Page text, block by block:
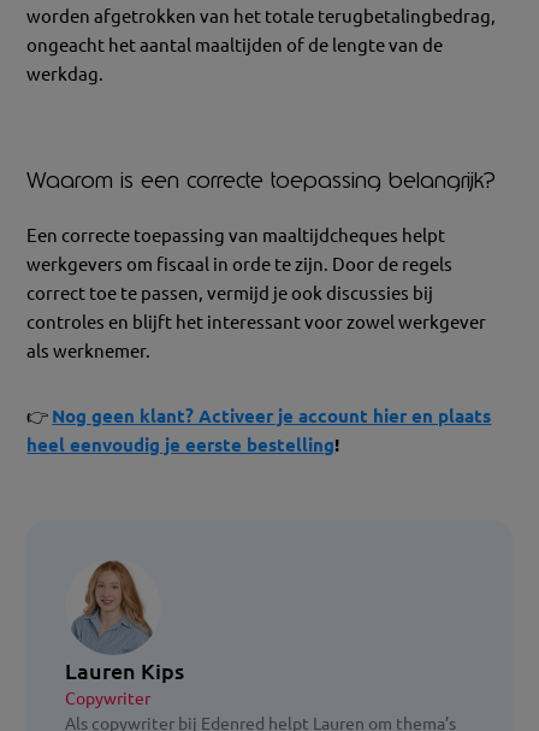
worden afgetrokken van het totale terugbetalingbedrag,
ongeacht het aantal maaltijden of de lengte van de
werkdag.
Waarom is een correcte toepassing belangrijk?
Een correcte toepassing van maaltijdcheques helpt
werkgevers om fiscaal in orde te zijn. Door de regels
correct toe te passen, vermijd je ook discussies bij
controles en blijft het interessant voor zowel werkgever
als werknemer.
👉 Nog geen klant? Activeer je account hier en plaats
heel eenvoudig je eerste bestelling!
Lauren Kips
Copywriter
Als copywriter bij Edenred helpt Lauren om thema’s